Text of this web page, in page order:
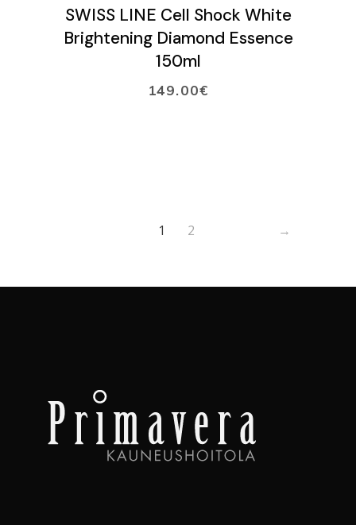
LISÄÄ OSTOSKORIIN
SWISS LINE Cell Shock White
Brightening Diamond Essence
150ml
149.00€
1 2 →